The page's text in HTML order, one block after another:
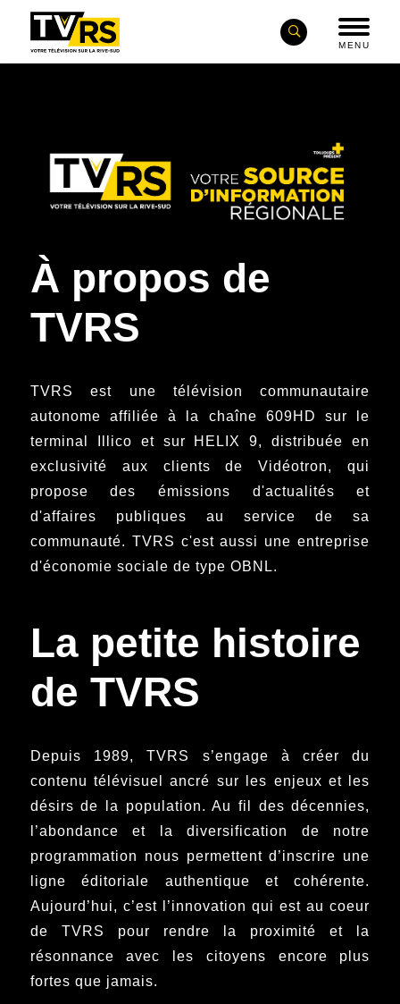
MENU
À propos de
TVRS
TVRS est une télévision communautaire
autonome affiliée à la chaîne 609HD sur le
terminal Illico et sur HELIX 9, distribuée en
exclusivité aux clients de Vidéotron, qui
propose des émissions d'actualités et
d'affaires publiques au service de sa
communauté. TVRS c'est aussi une entreprise
d'économie sociale de type OBNL.
La petite histoire
de TVRS
Depuis 1989, TVRS s’engage à créer du
contenu télévisuel ancré sur les enjeux et les
désirs de la population. Au fil des décennies,
l’abondance et la diversification de notre
programmation nous permettent d’inscrire une
ligne éditoriale authentique et cohérente.
Aujourd’hui, c’est l’innovation qui est au coeur
de TVRS pour rendre la proximité et la
résonnance avec les citoyens encore plus
fortes que jamais.